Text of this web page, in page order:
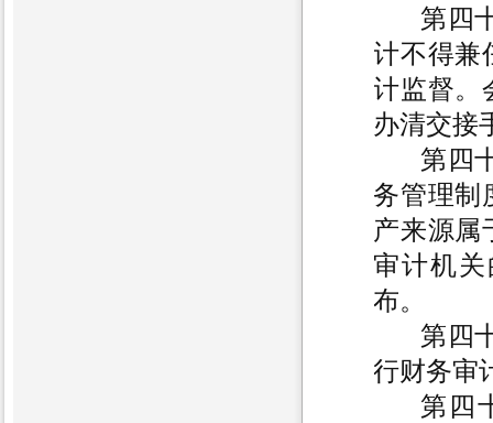
第四
计不得兼
计监督。
办清交接
第四
务管理制
产来源属
审计机
布。
第四
行财务审
第四